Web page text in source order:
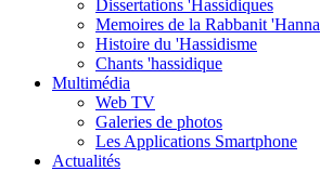
Dissertations 'Hassidiques
Memoires de la Rabbanit 'Hanna
Histoire du 'Hassidisme
Chants 'hassidique
Multimédia
Web TV
Galeries de photos
Les Applications Smartphone
Actualités